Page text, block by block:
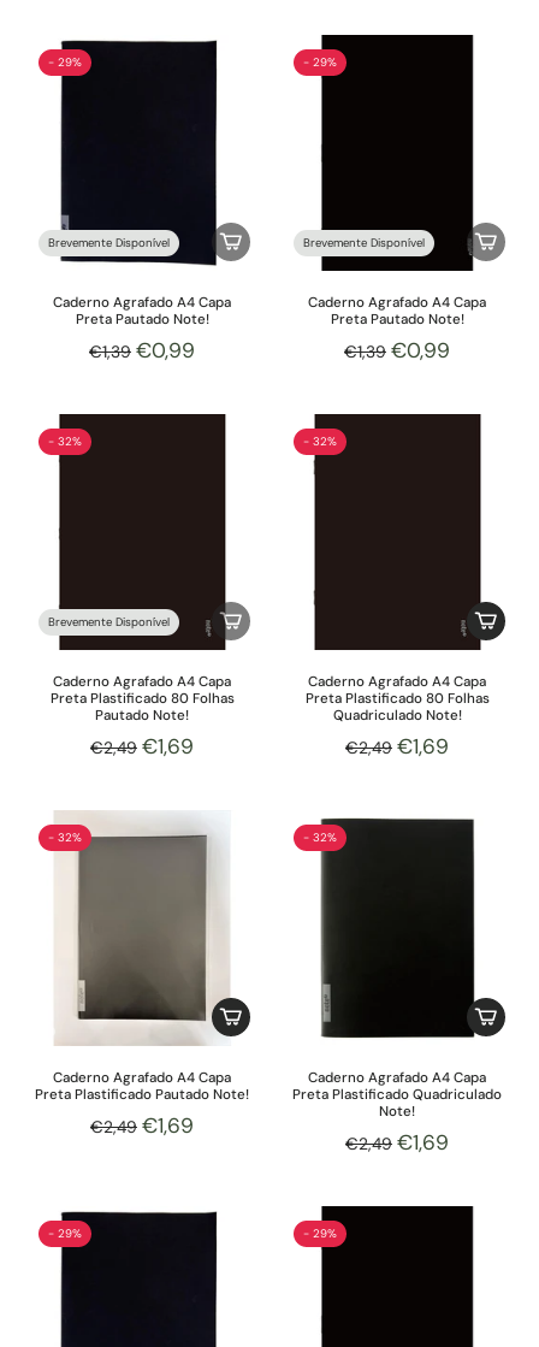
- 29%
Brevemente Disponível
Caderno Agrafado A4 Capa
Preta Pautado Note!
€1,39 €0,99
- 29%
Brevemente Disponível
Caderno Agrafado A4 Capa
Preta Pautado Note!
€1,39 €0,99
- 32%
Brevemente Disponível
Caderno Agrafado A4 Capa
Preta Plastificado 80 Folhas
Pautado Note!
€2,49 €1,69
- 32%
Caderno Agrafado A4 Capa
Preta Plastificado 80 Folhas
Quadriculado Note!
€2,49 €1,69
- 32%
Caderno Agrafado A4 Capa
Preta Plastificado Pautado Note!
€2,49 €1,69
- 32%
Caderno Agrafado A4 Capa
Preta Plastificado Quadriculado
Note!
€2,49 €1,69
- 29% - 29%